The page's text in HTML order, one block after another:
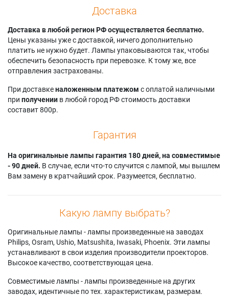
Доставка
Доставка в любой регион РФ осуществляется бесплатно.
Цены указаны уже с доставкой, ничего дополнительно
платить не нужно будет. Лампы упаковываются так, чтобы
обеспечить безопасность при перевозке. К тому же, все
отправления застрахованы.
При доставкеналоженным платежом с оплатой наличными
при получении в любой город РФ стоимость доставки
составит 800р.
Гарантия
На оригинальные лампы гарантия 180 дней, на совместимые
- 90 дней. В случае, если что-то случится с лампой, мы вышлем
Вам замену в кратчайший срок. Разумеется, бесплатно.
Какую лампу выбрать?
Оригинальные лампы - лампы произведенные на заводах
Philips, Osram, Ushio, Matsushita, Iwasaki, Phoenix. Эти лампы
устанавливают в свои изделия производители проекторов.
Высокое качество, соответствующая цена.
Совместимые лампы - лампы произведенные на других
заводах, идентичные по тех. характеристикам, размерам.